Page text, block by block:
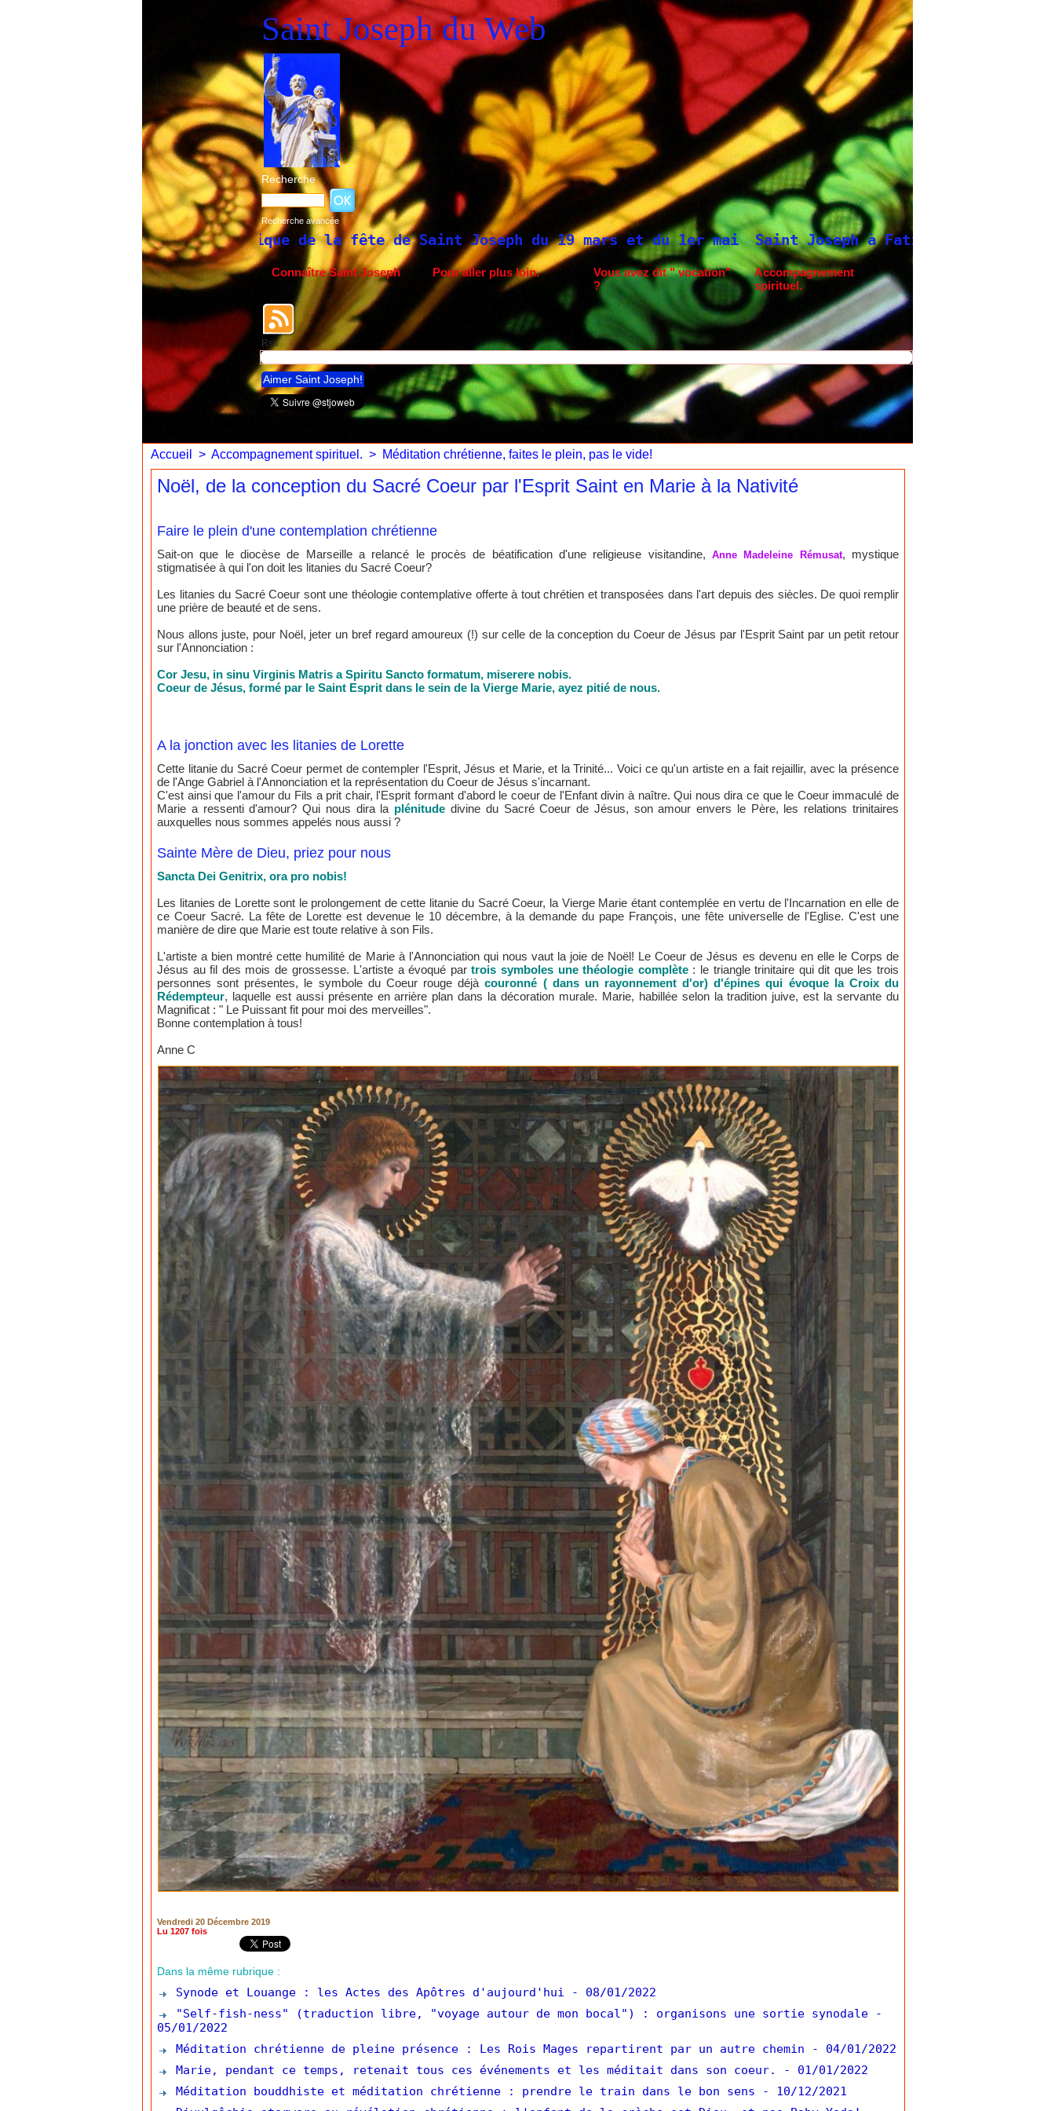
Saint Joseph du Web
Recherche
Recherche avancée
de la fête de Saint Joseph du 19 mars et du 1er mai Saint Joseph à Fatima. Neuvaine à Saint Joseph
Connaître Saint Joseph Pour aller plus loin.
Vous avez dit " vocation"
?
Accompagnement
spirituel.
Rss
Aimer Saint Joseph!
Accueil > Accompagnement spirituel. > Méditation chrétienne, faites le plein, pas le vide!
Noël, de la conception du Sacré Coeur par l'Esprit Saint en Marie à la Nativité
Faire le plein d'une contemplation chrétienne
Sait-on que le diocèse de Marseille a relancé le procès de béatification d'une religieuse visitandine, Anne Madeleine Rémusat, mystique
stigmatisée à qui l'on doit les litanies du Sacré Coeur?
Les litanies du Sacré Coeur sont une théologie contemplative offerte à tout chrétien et transposées dans l'art depuis des siècles. De quoi remplir
une prière de beauté et de sens.
Nous allons juste, pour Noël, jeter un bref regard amoureux (!) sur celle de la conception du Coeur de Jésus par l'Esprit Saint par un petit retour
sur l'Annonciation :
Cor Jesu, in sinu Virginis Matris a Spiritu Sancto formatum, miserere nobis.
Coeur de Jésus, formé par le Saint Esprit dans le sein de la Vierge Marie, ayez pitié de nous.
A la jonction avec les litanies de Lorette
Cette litanie du Sacré Coeur permet de contempler l'Esprit, Jésus et Marie, et la Trinité... Voici ce qu'un artiste en a fait rejaillir, avec la présence
de l'Ange Gabriel à l'Annonciation et la représentation du Coeur de Jésus s'incarnant.
C'est ainsi que l'amour du Fils a prit chair, l'Esprit formant d'abord le coeur de l'Enfant divin à naître. Qui nous dira ce que le Coeur immaculé de
Marie a ressenti d'amour? Qui nous dira la plénitude divine du Sacré Coeur de Jésus, son amour envers le Père, les relations trinitaires
auxquelles nous sommes appelés nous aussi ?
Sainte Mère de Dieu, priez pour nous
Sancta Dei Genitrix, ora pro nobis!
Les litanies de Lorette sont le prolongement de cette litanie du Sacré Coeur, la Vierge Marie étant contemplée en vertu de l'Incarnation en elle de
ce Coeur Sacré. La fête de Lorette est devenue le 10 décembre, à la demande du pape François, une fête universelle de l'Eglise. C'est une
manière de dire que Marie est toute relative à son Fils.
L'artiste a bien montré cette humilité de Marie à l'Annonciation qui nous vaut la joie de Noël! Le Coeur de Jésus es devenu en elle le Corps de
Jésus au fil des mois de grossesse. L'artiste a évoqué partrois symboles une théologie complète: le triangle trinitaire qui dit que les trois
personnes sont présentes, le symbole du Coeur rouge déjàcouronné ( dans un rayonnement d'or) d'épines qui évoque la Croix du
Rédempteur, laquelle est aussi présente en arrière plan dans la décoration murale. Marie, habillée selon la tradition juive, est la servante du
Magnificat : " Le Puissant fit pour moi des merveilles".
Bonne contemplation à tous!
Anne C
Vendredi 20 Décembre 2019
Lu 1207 fois
Dans la même rubrique :
Synode et Louange : les Actes des Apôtres d'aujourd'hui
- 08/01/2022
"Self-fish-ness" (traduction libre, "voyage autour de mon bocal") : organisons une sortie synodale
-
05/01/2022
Méditation chrétienne de pleine présence : Les Rois Mages repartirent par un autre chemin
- 04/01/2022
Marie, pendant ce temps, retenait tous ces événements et les méditait dans son coeur.
- 01/01/2022
Méditation bouddhiste et méditation chrétienne : prendre le train dans le bon sens
- 10/12/2021